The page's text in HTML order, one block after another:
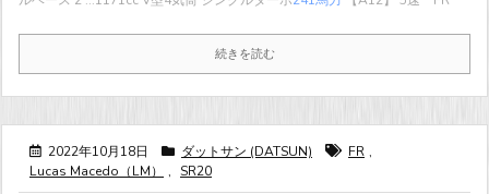
続きを読む
2022年10月18日 ダットサン (DATSUN) FR ,
Lucas Macedo（LM）
, SR20